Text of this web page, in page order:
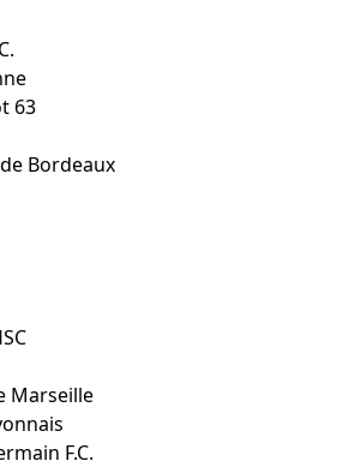
63
Bordeaux
Marseille
F.C.